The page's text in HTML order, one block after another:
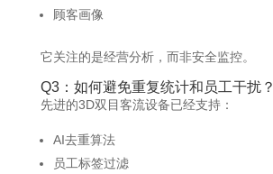
顾客画像
它关注的是经营分析，而非安全监控。
Q3：如何避免重复统计和员工干扰？
先进的3D双目客流设备已经支持：
AI去重算法
员工标签过滤